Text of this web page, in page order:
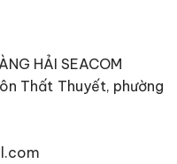
HẢI SEACOM
Thất Thuyết, phường